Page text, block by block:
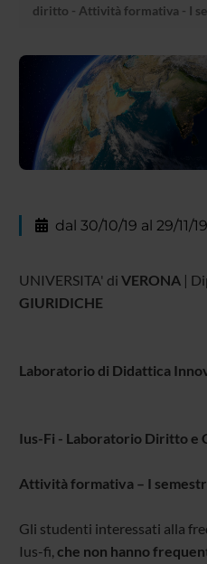
diritto - Attività formativa - I
dal 30/10/19 al 29/11/19
UNIVERSITA' di VERONA|
Laboratorio di Didattica
Ius-Fi - Laboratorio Diritto e
Attività formativa – I
Gli studenti interessati alla
Ius-fi, che non hanno